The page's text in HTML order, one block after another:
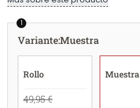
1
Variante:Muestra
Rollo
49,95 €
Muestra